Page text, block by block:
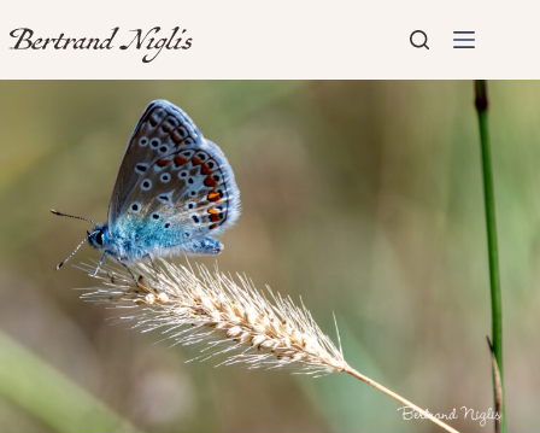
au
contenu
Accueil
Présentation
Articles